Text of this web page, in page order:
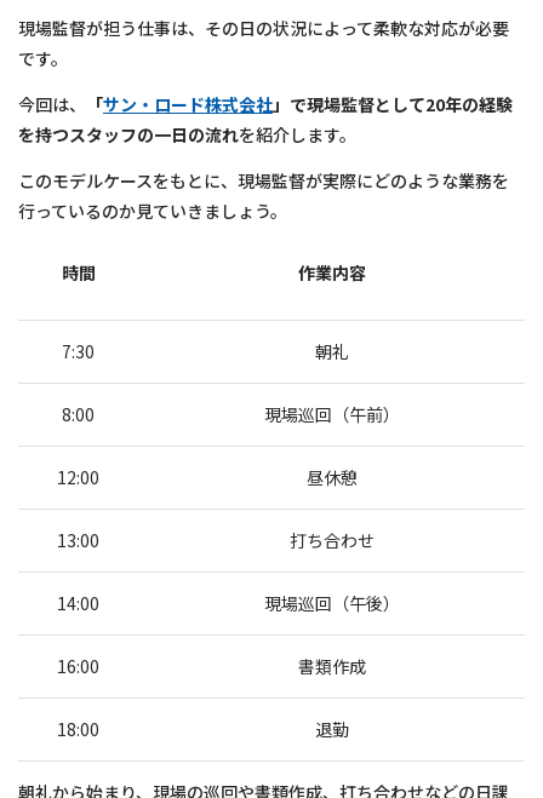
現場監督が担う仕事は、その日の状況によって柔軟な対応が必要
です。
今回は、
「サン・ロード株式会社」 で現場監督として20年の経験
を持つスタッフの一日の流れを紹介します。
このモデルケースをもとに、現場監督が実際にどのような業務を
行っているのか見ていきましょう。
時間 作業内容
7:30 朝礼
8:00 現場巡回（午前）
12:00 昼休憩
13:00 打ち合わせ
14:00 現場巡回（午後）
16:00 書類作成
18:00 退勤
朝礼から始まり、現場の巡回や書類作成、打ち合わせなどの日課